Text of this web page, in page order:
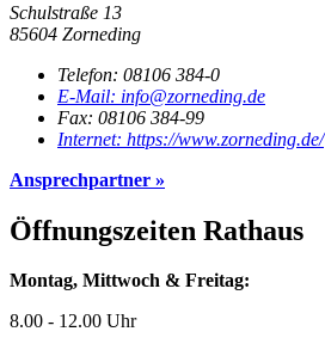
Schulstraße 13
85604 Zorneding
Telefon: 08106 384-0
E-Mail: info@zorneding.de
Fax: 08106 384-99
Internet: https://www.zorneding.de/
Ansprech­partner »
Öffnungs­zeiten Rathaus
Montag, Mittwoch & Freitag:
8.00 - 12.00 Uhr